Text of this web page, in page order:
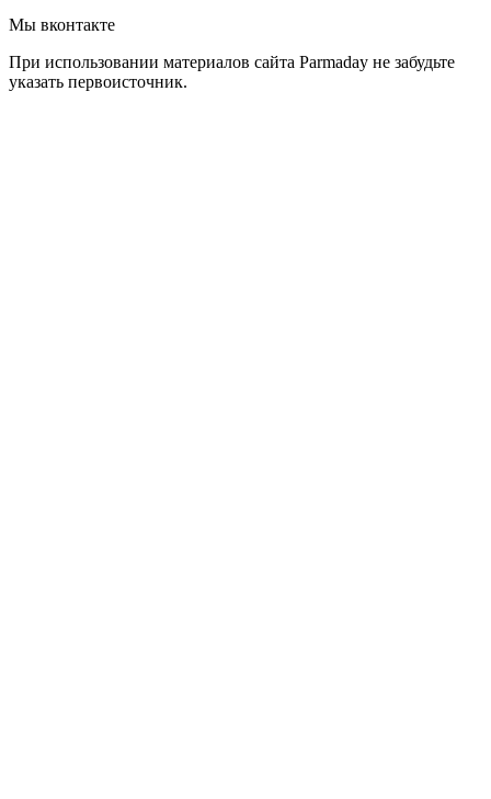
Мы вконтакте
При использовании материалов сайта Parmaday не забудьте
указать первоисточник.